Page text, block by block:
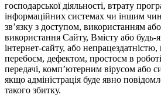
господарської діяльності, втрату
інформаційних системах чи іншим
зв’язку з доступом, використанням
використання Сайту, Вмісту або будь-
інтернет-сайту, або
перебоєм, дефектом, простоєм в
передачі, комп’ютерним вірусом або
якщо адміністрація буде явно
такого збитку.